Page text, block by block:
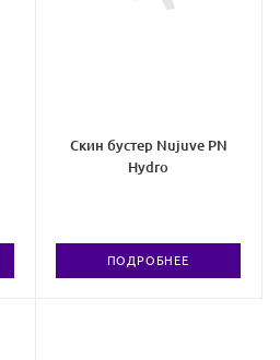
Скин бустер Nujuve PN
Hydro
ПОДРОБНЕЕ